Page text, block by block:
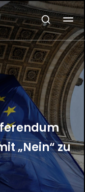
„Nein“ zu